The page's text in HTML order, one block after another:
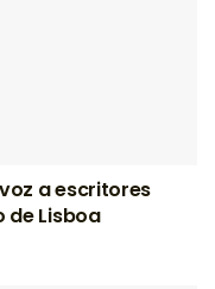
a escritores
de Lisboa